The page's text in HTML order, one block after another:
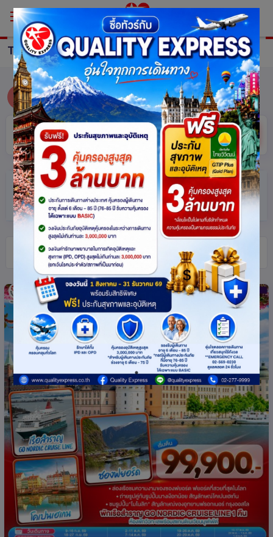
TOUR Denmark
ทัวร์ เดนมาร์ก Odense โคเปนเฮเกน ซ่อน
ค้นหา
ตัวกรอง (แตะเพื่อเปิด/ปิด)
ทัวร์ เดนมาร์ก